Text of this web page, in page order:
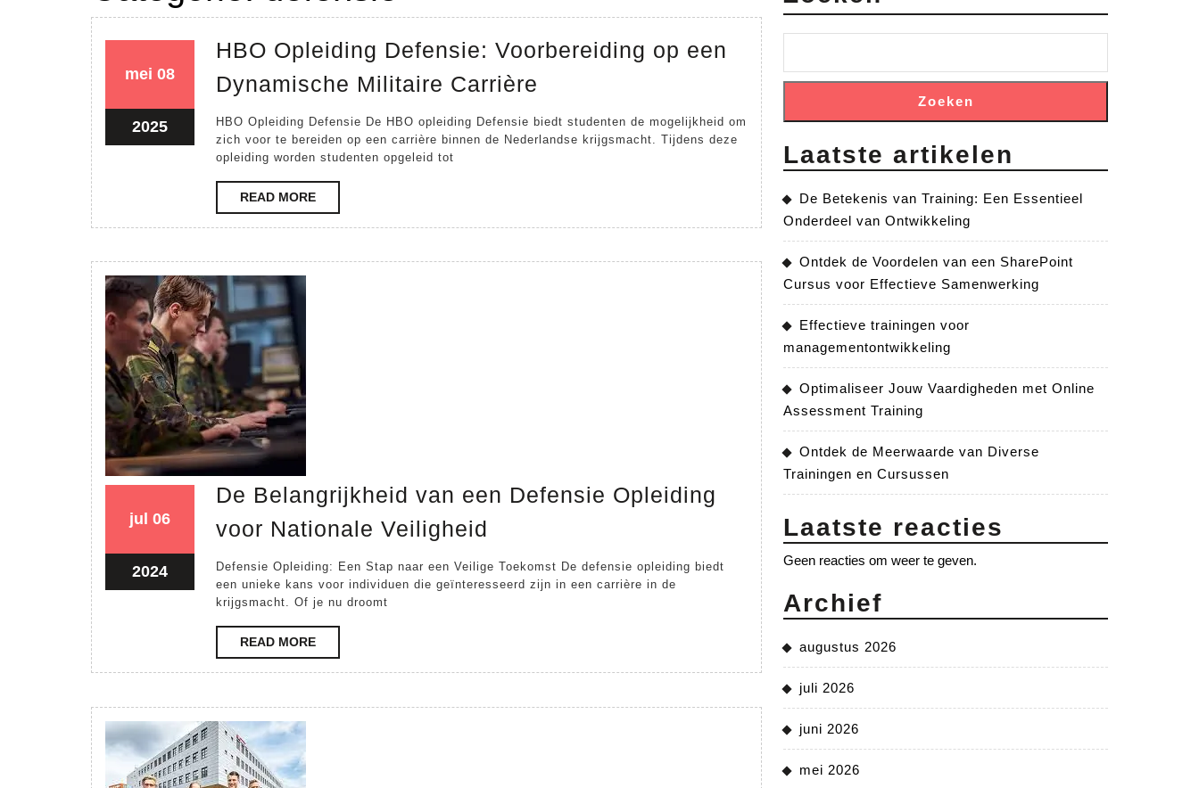
mei 08
2025
0808
202508
mei
HBO Opleiding Defensie: Voorbereiding op een
Dynamische Militaire Carrière
Defensie:
Militaire
HBO Opleiding Defensie De HBO opleiding Defensie biedt studenten de mogelijkheid om
zich voor te bereiden op een carrière binnen de Nederlandse krijgsmacht. Tijdens deze
opleiding worden studenten opgeleid tot
READ MOREREAD
MORE
jul 06
2024
0606
202406
juli
De Belangrijkheid van een Defensie Opleiding
voor Nationale Veiligheid
van
Nationale
Defensie Opleiding: Een Stap naar een Veilige Toekomst De defensie opleiding biedt
een unieke kans voor individuen die geïnteresseerd zijn in een carrière in de
krijgsmacht. Of je nu droomt
READ MOREREAD
MORE
Zoeken
Laatste artikelen
De Betekenis van Training: Een Essentieel
Onderdeel van Ontwikkeling
Ontdek de Voordelen van een SharePoint
Cursus voor Effectieve Samenwerking
Effectieve trainingen voor
managementontwikkeling
Optimaliseer Jouw Vaardigheden met Online
Assessment Training
Ontdek de Meerwaarde van Diverse
Trainingen en Cursussen
Laatste reacties
Geen reacties om weer te geven.
Archief
augustus 2026
juli 2026
juni 2026
mei 2026